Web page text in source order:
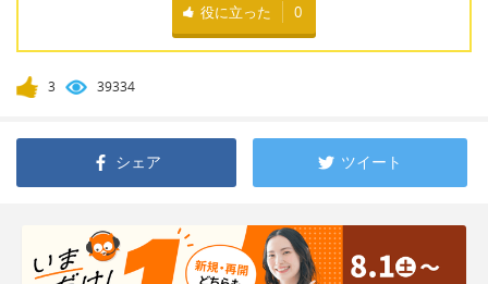
役に立った 0
3 39334
シェア ツイート